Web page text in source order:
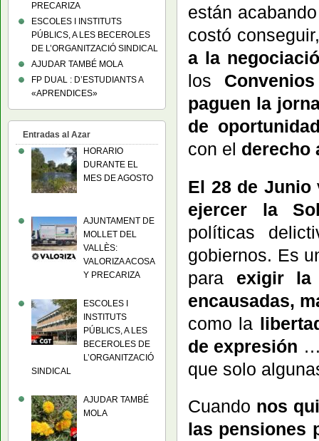
están
costó
a la
los
paguen la
de
con el derecho
El 28 de Junio
ejercer la
políticas
gobiernos. Es
para exigir la
encausadas,
como la
de expresión
que solo
Cuando nos
las pensiones
PRECARIZA
ESCOLES I INSTITUTS
PÚBLICS, A LES BECEROLES
DE L’ORGANITZACIÓ SINDICAL
AJUDAR TAMBÉ MOLA
FP DUAL : D’ESTUDIANTS A
«APRENDICES»
Entradas al Azar
HORARIO
DURANTE EL
MES DE AGOSTO
AJUNTAMENT DE
MOLLET DEL
VALLÈS:
VALORIZA ACOSA
Y PRECARIZA
ESCOLES I
INSTITUTS
PÚBLICS, A LES
BECEROLES DE
L’ORGANITZACIÓ
SINDICAL
AJUDAR TAMBÉ
MOLA